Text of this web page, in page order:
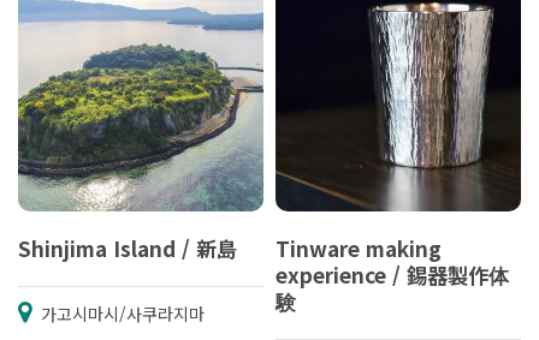
Shinjima Island / 新島
가고시마시/사쿠라지마
Tinware making
experience / 錫器製作体
験